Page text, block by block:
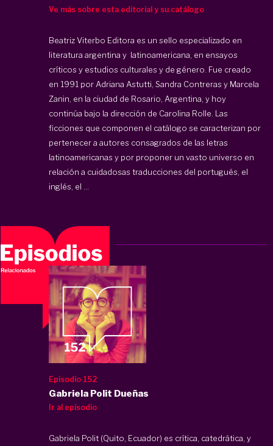
Ve más sobre esta editorial y su catálogo
Beatriz Viterbo Editora es un sello especializado en
literatura argentina y latinoamericana, en ensayos
críticos y estudios culturales y de género. Fue creado
en 1991 por Adriana Astutti, Sandra Contreras y Marcela
Zanin, en la ciudad de Rosario, Argentina, y hoy
continúa bajo la dirección de Carolina Rolle. Las
ficciones que componen el catálogo se caracterizan por
pertenecer a autores consagrados de las letras
latinoamericanas y por proponer un vasto universo en
relación a cuidadosas traducciones del portugués, el
inglés, el ...
Episodio 152
Gabriela Polit Dueñas
Ir al episodio
Gabriela Polit (Quito, Ecuador) es crítica, catedrática, y